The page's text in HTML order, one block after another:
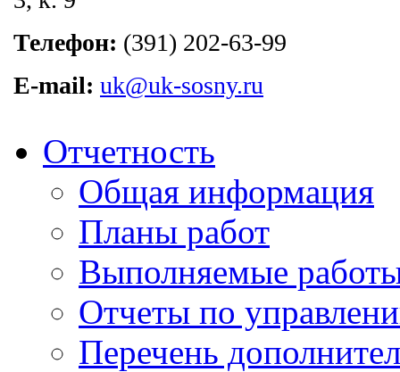
Телефон: (391) 202-63-99
E-mail: uk@uk-sosny.ru
Отчетность
Общая информация
Планы работ
Выполняемые
Отчеты по
Перечень